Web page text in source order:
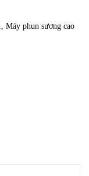
Máy phun sương cao